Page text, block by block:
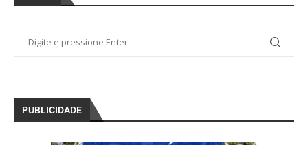
PUBLICIDADE